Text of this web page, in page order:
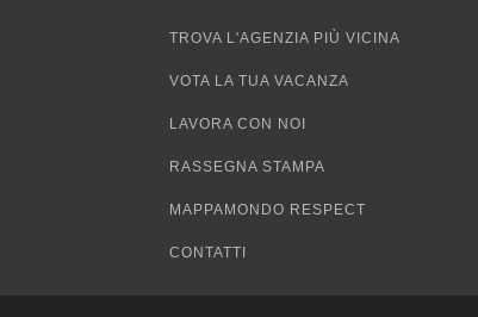
TROVA L'AGENZIA PIÙ VICINA
VOTA LA TUA VACANZA
LAVORA CON NOI
RASSEGNA STAMPA
MAPPAMONDO RESPECT
CONTATTI